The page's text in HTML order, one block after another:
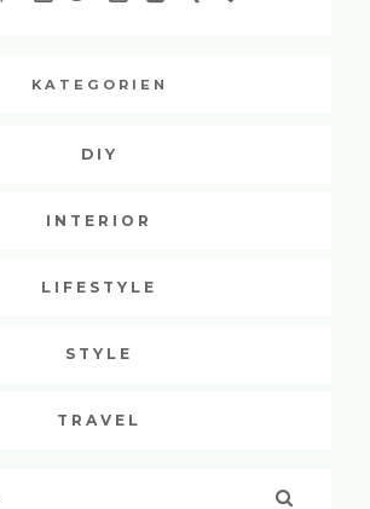
KATEGORIEN
DIY
INTERIOR
LIFESTYLE
STYLE
TRAVEL
SEARCH